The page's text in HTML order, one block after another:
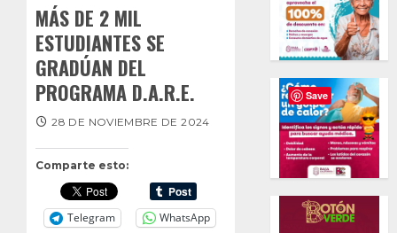
MÁS DE 2 MIL
ESTUDIANTES SE
GRADÚAN DEL
PROGRAMA D.A.R.E.
Comparte esto:
Telegram WhatsApp
28 DE NOVIEMBRE DE 2024
Save